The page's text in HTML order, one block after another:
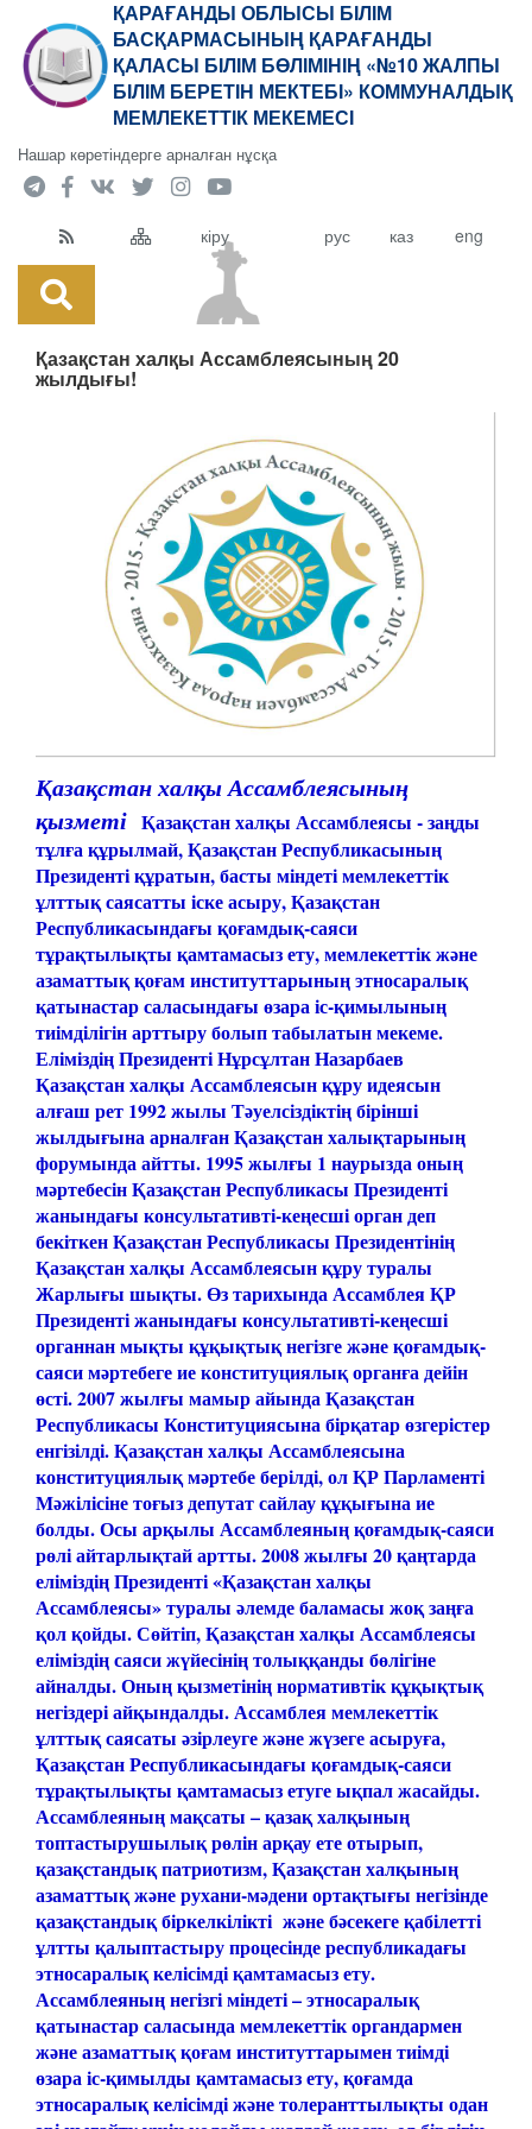
ҚАРАҒАНДЫ ОБЛЫСЫ БІЛІМ
БАСҚАРМАСЫНЫҢ ҚАРАҒАНДЫ
ҚАЛАСЫ БІЛІМ БӨЛІМІНІҢ «№10 ЖАЛПЫ
БІЛІМ БЕРЕТІН МЕКТЕБІ» КОММУНАЛДЫҚ
МЕМЛЕКЕТТІК МЕКЕМЕСІ
Нашар көретіндерге арналған нұсқа
кіру рус каз eng
Қазақстан халқы Ассамблеясының 20
жылдығы!
Қазақстан халқы Ассамблеясының
қызметі Қазақстан халқы Ассамблеясы - заңды
тұлға құрылмай, Қазақстан Республикасының
Президенті құратын, басты міндеті мемлекеттік
ұлттық саясатты іске асыру, Қазақстан
Республикасындағы қоғамдық-саяси
тұрақтылықты қамтамасыз ету, мемлекеттік және
азаматтық қоғам институттарының этносаралық
қатынастар саласындағы өзара іс-қимылының
тиімділігін арттыру болып табылатын мекеме.
Еліміздің Президенті Нұрсұлтан Назарбаев
Қазақстан халқы Ассамблеясын құру идеясын
алғаш рет 1992 жылы Тәуелсіздіктің бірінші
жылдығына арналған Қазақстан халықтарының
форумында айтты. 1995 жылғы 1 наурызда оның
мәртебесін Қазақстан Республикасы Президенті
жанындағы консультативті-кеңесші орган деп
бекіткен Қазақстан Республикасы Президентінің
Қазақстан халқы Ассамблеясын құру туралы
Жарлығы шықты.Өз тарихында Ассамблея ҚР
Президенті жанындағы консультативті-кеңесші
органнан мықты құқықтық негізге және қоғамдық-
саяси мәртебеге ие конституциялық органға дейін
өсті.2007 жылғы мамыр айында Қазақстан
Республикасы Конституциясына бірқатар өзгерістер
енгізілді. Қазақстан халқы Ассамблеясына
конституциялық мәртебе берілді, ол ҚР Парламенті
Мәжілісіне тоғыз депутат сайлау құқығына ие
болды. Осы арқылы Ассамблеяның қоғамдық-саяси
рөлі айтарлықтай артты.2008 жылғы 20 қаңтарда
еліміздің Президенті «Қазақстан халқы
Ассамблеясы» туралы әлемде баламасы жоқ заңға
қол қойды. Сөйтіп, Қазақстан халқы Ассамблеясы
еліміздің саяси жүйесінің толыққанды бөлігіне
айналды. Оның қызметінің нормативтік құқықтық
негіздері айқындалды.Ассамблея мемлекеттік
ұлттық саясаты әзірлеуге және жүзеге асыруға,
Қазақстан Республикасындағы қоғамдық-саяси
тұрақтылықты қамтамасыз етуге ықпал жасайды.
Ассамблеяның мақсаты – қазақ халқының
топтастырушылық рөлін арқау ете отырып,
қазақстандық патриотизм, Қазақстан халқының
азаматтық және рухани-мәдени ортақтығы негізінде
қазақстандық біркелкілікті және бәсекеге қабілетті
ұлтты қалыптастыру процесінде республикадағы
этносаралық келісімді қамтамасыз ету.
Ассамблеяның негізгі міндеті – этносаралық
қатынастар саласында мемлекеттік органдармен
және азаматтық қоғам институттарымен тиімді
өзара іс-қимылды қамтамасыз ету, қоғамда
этносаралық келісімді және толеранттылықты одан